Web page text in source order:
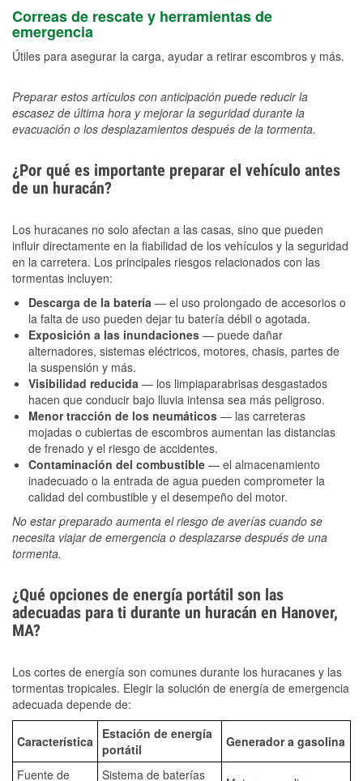
Correas de rescate y herramientas de
emergencia
Útiles para asegurar la carga, ayudar a retirar escombros y más.
Preparar estos artículos con anticipación puede reducir la
escasez de última hora y mejorar la seguridad durante la
evacuación o los desplazamientos después de la tormenta.
¿Por qué es importante preparar el vehículo antes
de un huracán?
Los huracanes no solo afectan a las casas, sino que pueden
influir directamente en la fiabilidad de los vehículos y la seguridad
en la carretera. Los principales riesgos relacionados con las
tormentas incluyen:
Descarga de la batería — el uso prolongado de accesorios o
la falta de uso pueden dejar tu batería débil o agotada.
Exposición a las inundaciones — puede dañar
alternadores, sistemas eléctricos, motores, chasis, partes de
la suspensión y más.
Visibilidad reducida — los limpiaparabrisas desgastados
hacen que conducir bajo lluvia intensa sea más peligroso.
Menor tracción de los neumáticos — las carreteras
mojadas o cubiertas de escombros aumentan las distancias
de frenado y el riesgo de accidentes.
Contaminación del combustible — el almacenamiento
inadecuado o la entrada de agua pueden comprometer la
calidad del combustible y el desempeño del motor.
No estar preparado aumenta el riesgo de averías cuando se
necesita viajar de emergencia o desplazarse después de una
tormenta.
¿Qué opciones de energía portátil son las
adecuadas para ti durante un huracán en Hanover,
MA?
Los cortes de energía son comunes durante los huracanes y las
tormentas tropicales. Elegir la solución de energía de emergencia
adecuada depende de:
Característica
Estación de energía
portátil
Generador a gasolina
Fuente de Sistema de baterías